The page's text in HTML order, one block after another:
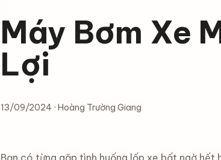
Máy Bơm Xe
Lợi
13/09/2024 · Hoàng Trường Giang